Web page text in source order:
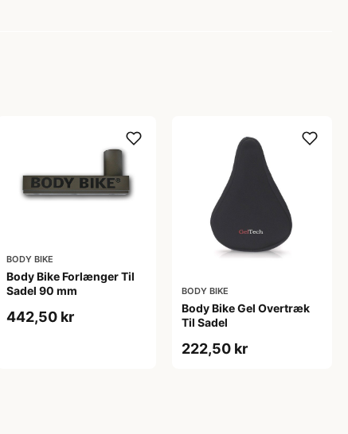
BODY BIKE
Body Bike Forlænger Til
Sadel 90 mm
442,50 kr
BODY BIKE
Body Bike Gel Overtræk
Til Sadel
222,50 kr